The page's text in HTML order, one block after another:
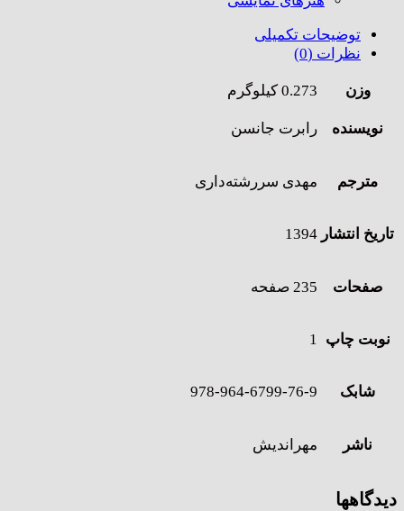
توضیحات تکمیلی
نظرات (0)
وزن 0.273 کیلوگرم
نویسنده رابرت جانسن
مترجم مهدی سررشته‌داری
تاریخ انتشار 1394
صفحات 235 صفحه
نوبت چاپ 1
شابک 978-964-6799-76-9
ناشر مهراندیش
دیدگاهها